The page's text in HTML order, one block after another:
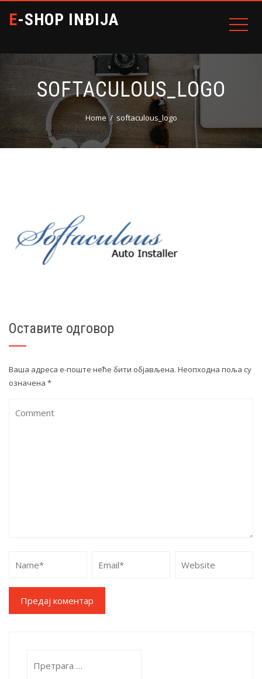
E-SHOP INĐIJA
SOFTACULOUS_LOGO
Home softaculous_logo
Оставите одговор
Ваша адреса е-поште неће бити објављена. Неопходна поља су
означена *
за: